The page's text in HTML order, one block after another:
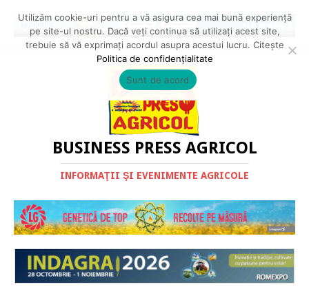
BUSINESS PRESS AGRICOL
INFORMAŢII ŞI EVENIMENTE AGRICOLE
Utilizăm cookie-uri pentru a vă asigura cea mai bună experiență
pe site-ul nostru. Dacă veți continua să utilizați acest site,
trebuie să vă exprimați acordul asupra acestui lucru. Citește
Politica de confidențialitate
Sunt de acord